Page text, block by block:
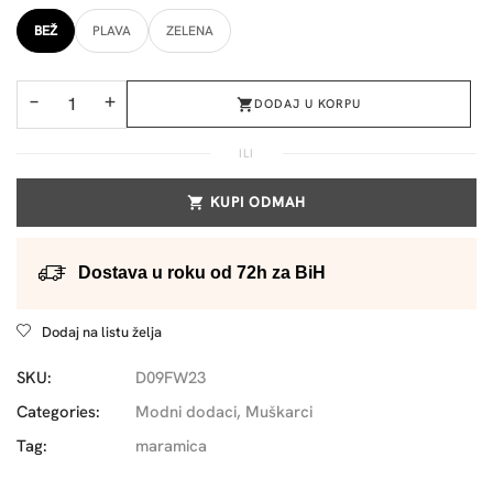
BEŽ PLAVA ZELENA
− + DODAJ U KORPU
ILI
KUPI ODMAH
Dostava u roku od 72h za BiH
Dodaj na listu želja
SKU:
D09FW23
Categories:
Modni dodaci, Muškarci
Tag:
maramica